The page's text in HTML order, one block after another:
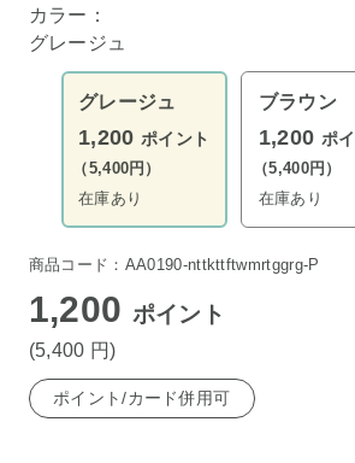
カラー：
グレージュ
グレージュ
1,200 ポイント
（5,400円）
在庫あり
ブラウン
1,200 ポ
（5,400円）
在庫あり
商品コード：AA0190-nttkttftwmrtggrg-P
1,200 ポイント
(5,400 円)
ポイント/カード併用可